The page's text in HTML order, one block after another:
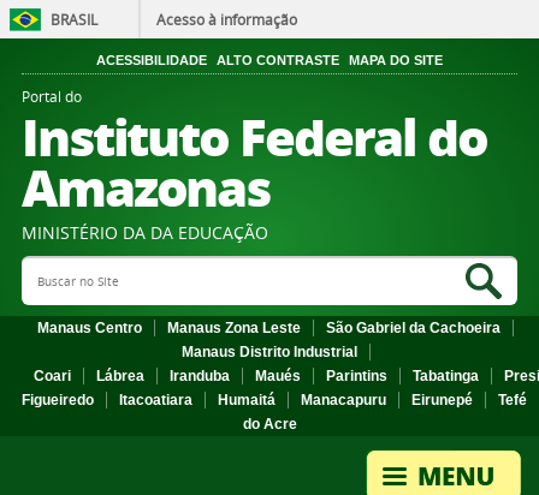
BRASIL Acesso à informação
ACESSIBILIDADE ALTO CONTRASTE MAPA DO SITE
Portal do
Instituto Federal do
Amazonas
MINISTÉRIO DA DA EDUCAÇÃO
Search Site
Manaus Centro Manaus Zona Leste
São Gabriel da Cachoeira
Manaus Distrito Industrial
Coari
Lábrea Iranduba Maués Parintins Tabatinga
Figueiredo
Itacoatiara Humaitá Manacapuru Eirunepé
Tefé
do Acre